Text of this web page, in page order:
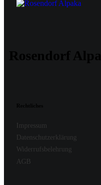
Impressum
Datenschutzerklärung
Widerrufsbelehrung
AGB